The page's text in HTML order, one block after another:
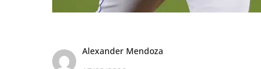
Alexander Mendoza